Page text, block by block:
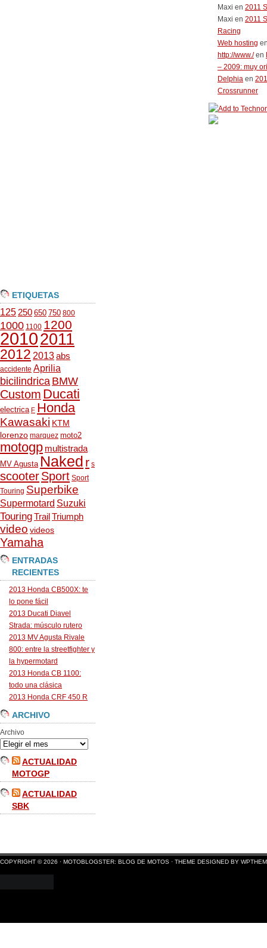
ETIQUETAS
125 250 650 750 800
1000 1100 1200
20102011
2012 2013abs
accidente Aprilia
bicilindrica BMW
Custom Ducati
electrica F Honda
Kawasaki KTM
lorenzo marquez moto2
motogp multistrada
MV Agusta Naked r s
scooterSport Sport
Touring Superbike
Supermotard Suzuki
TouringTrailTriumph
video videos
Yamaha
ENTRADAS
RECIENTES
2013 Honda CB500X: te
lo pone fácil
2013 Ducati Diavel
Strada: músculo rutero
2013 MV Agusta Rivale
800: entre la streetfighter y
la hypermotard
2013 Honda CB 1100:
todo una clásica
2013 Honda CRF 450 R
ARCHIVO
Archivo
ACTUALIDAD
MOTOGP
ACTUALIDAD
SBK
Maxi en 2011
Maxi en 2011
Racing
Web hosting
http://www./en
– 2009: muy
Delphia en
Crossrunner
COPYRIGHT © 2026 · MOTOBLOGSTER: BLOG DE MOTOS · THEME DESIGNED BY